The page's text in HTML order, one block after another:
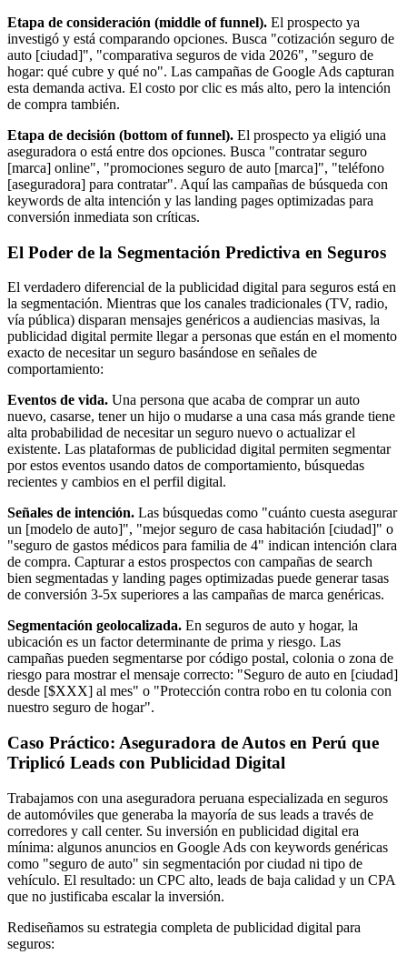
Etapa de consideración (middle of funnel). El prospecto ya
investigó y está comparando opciones. Busca "cotización seguro de
auto [ciudad]", "comparativa seguros de vida 2026", "seguro de
hogar: qué cubre y qué no". Las campañas de Google Ads capturan
esta demanda activa. El costo por clic es más alto, pero la intención
de compra también.
Etapa de decisión (bottom of funnel). El prospecto ya eligió una
aseguradora o está entre dos opciones. Busca "contratar seguro
[marca] online", "promociones seguro de auto [marca]", "teléfono
[aseguradora] para contratar". Aquí las campañas de búsqueda con
keywords de alta intención y las landing pages optimizadas para
conversión inmediata son críticas.
El Poder de la Segmentación Predictiva en Seguros
El verdadero diferencial de la publicidad digital para seguros está en
la segmentación. Mientras que los canales tradicionales (TV, radio,
vía pública) disparan mensajes genéricos a audiencias masivas, la
publicidad digital permite llegar a personas que están en el momento
exacto de necesitar un seguro basándose en señales de
comportamiento:
Eventos de vida. Una persona que acaba de comprar un auto
nuevo, casarse, tener un hijo o mudarse a una casa más grande tiene
alta probabilidad de necesitar un seguro nuevo o actualizar el
existente. Las plataformas de publicidad digital permiten segmentar
por estos eventos usando datos de comportamiento, búsquedas
recientes y cambios en el perfil digital.
Señales de intención. Las búsquedas como "cuánto cuesta asegurar
un [modelo de auto]", "mejor seguro de casa habitación [ciudad]" o
"seguro de gastos médicos para familia de 4" indican intención clara
de compra. Capturar a estos prospectos con campañas de search
bien segmentadas y landing pages optimizadas puede generar tasas
de conversión 3-5x superiores a las campañas de marca genéricas.
Segmentación geolocalizada. En seguros de auto y hogar, la
ubicación es un factor determinante de prima y riesgo. Las
campañas pueden segmentarse por código postal, colonia o zona de
riesgo para mostrar el mensaje correcto: "Seguro de auto en [ciudad]
desde [$XXX] al mes" o "Protección contra robo en tu colonia con
nuestro seguro de hogar".
Caso Práctico: Aseguradora de Autos en Perú que
Triplicó Leads con Publicidad Digital
Trabajamos con una aseguradora peruana especializada en seguros
de automóviles que generaba la mayoría de sus leads a través de
corredores y call center. Su inversión en publicidad digital era
mínima: algunos anuncios en Google Ads con keywords genéricas
como "seguro de auto" sin segmentación por ciudad ni tipo de
vehículo. El resultado: un CPC alto, leads de baja calidad y un CPA
que no justificaba escalar la inversión.
Rediseñamos su estrategia completa de publicidad digital para
seguros: